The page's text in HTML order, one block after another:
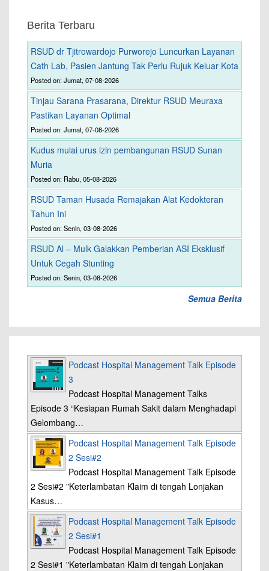
Berita Terbaru
RSUD dr Tjitrowardojo Purworejo Luncurkan Layanan
Cath Lab, Pasien Jantung Tak Perlu Rujuk Keluar Kota
Posted on: Jumat, 07-08-2026
Tinjau Sarana Prasarana, Direktur RSUD Meuraxa
Pastikan Layanan Optimal
Posted on: Jumat, 07-08-2026
Kudus mulai urus izin pembangunan RSUD Sunan
Muria
Posted on: Rabu, 05-08-2026
RSUD Taman Husada Remajakan Alat Kedokteran
Tahun Ini
Posted on: Senin, 03-08-2026
RSUD Al – Mulk Galakkan Pemberian ASI Eksklusif
Untuk Cegah Stunting
Posted on: Senin, 03-08-2026
Semua Berita
Podcast Hospital Management Talk Episode
3
Podcast Hospital Management Talks
Episode 3 “Kesiapan Rumah Sakit dalam Menghadapi
Gelombang…
Podcast Hospital Management Talk Episode
2 Sesi#2
Podcast Hospital Management Talk Episode
2 Sesi#2 "Keterlambatan Klaim di tengah Lonjakan
Kasus…
Podcast Hospital Management Talk Episode
2 Sesi#1
Podcast Hospital Management Talk Episode
2 Sesi#1 "Keterlambatan Klaim di tengah Lonjakan